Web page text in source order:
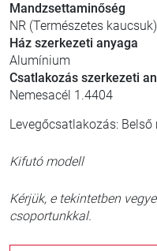
Mandzsettaminőség
NR (Természetes
Ház szerkezeti anyaga
Alumínium
Csatlakozás szerkezeti
Nemesacél 1.4404
Levegőcsatlakozás: Belső
Kifutó modell
Kérjük, e tekintetben
csoportunkkal.